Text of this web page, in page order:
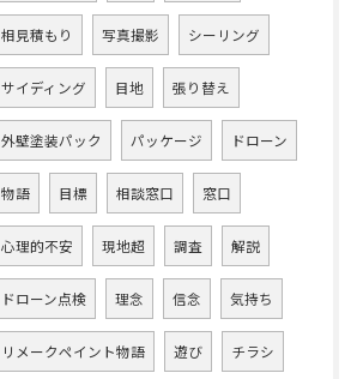
相見積もり 写真撮影 シーリング
サイディング 目地 張り替え
外壁塗装パック パッケージ ドローン
物語 目標 相談窓口 窓口
心理的不安 現地超 調査 解説
ドローン点検 理念 信念 気持ち
リメークペイント物語 遊び チラシ